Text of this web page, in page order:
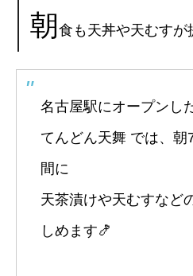
朝食も天丼や天むすが
名古屋駅にオープンし
てんどん天舞 では、
間に
天茶漬けや天むすなど
しめます🍤